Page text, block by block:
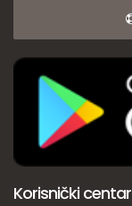
Korisnički centar